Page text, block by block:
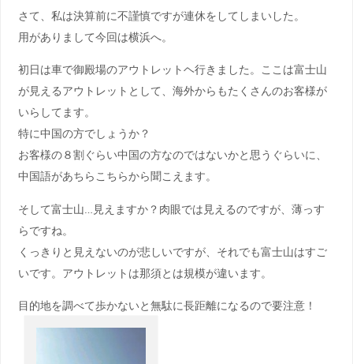
さて、私は決算前に不謹慎ですが連休をしてしまいした。
用がありまして今回は横浜へ。
初日は車で御殿場のアウトレットヘ行きました。ここは富士山
が見えるアウトレットとして、海外からもたくさんのお客様が
いらしてます。
特に中国の方でしょうか？
お客様の８割ぐらい中国の方なのではないかと思うぐらいに、
中国語があちらこちらから聞こえます。
そして富士山…見えますか？肉眼では見えるのですが、薄っす
らですね。
くっきりと見えないのが悲しいですが、それでも富士山はすご
いです。アウトレットは那須とは規模が違います。
目的地を調べて歩かないと無駄に長距離になるので要注意！